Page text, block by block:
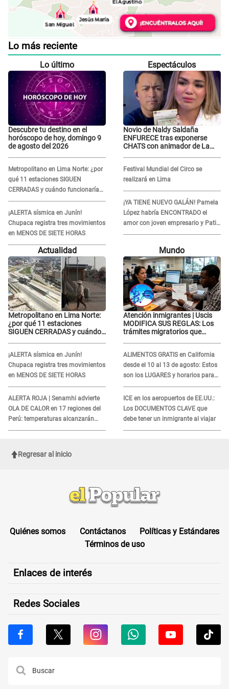
Lo más reciente
Lo último
Descubre tu destino en el
horóscopo de hoy, domingo 9
de agosto del 2026
Metropolitano en Lima Norte: ¿por
qué 11 estaciones SIGUEN
CERRADAS y cuándo funcionaría
toda la ampliación?
¡ALERTA sísmica en Junín!
Chupaca registra tres movimientos
en MENOS DE SIETE HORAS
Espectáculos
Novio de Naldy Saldaña
ENFURECE tras exponerse
CHATS con animador de La
Festival Mundial del Circo se
realizará en Lima
¡YA TIENE NUEVO GALÁN! Pamela
López habría ENCONTRADO el
amor con joven empresario y Pati
Lorena la ECHA en VIVO
Actualidad
Metropolitano en Lima Norte:
¿por qué 11 estaciones
SIGUEN CERRADAS y cuándo
¡ALERTA sísmica en Junín!
Chupaca registra tres movimientos
en MENOS DE SIETE HORAS
ALERTA ROJA | Senamhi advierte
OLA DE CALOR en 17 regiones del
Perú: temperaturas alcanzarán
hasta los 37 °C
Mundo
Atención inmigrantes | Uscis
MODIFICA SUS REGLAS: Los
trámites migratorios que
ALIMENTOS GRATIS en California
desde el 10 al 13 de agosto: Estos
son los LUGARES y horarios para
recibir la ayuda
ICE en los aeropuertos de EE.UU.:
Los DOCUMENTOS CLAVE que
debe tener un inmigrante al viajar
Regresar al inicio
Quiénes somos Contáctanos
Políticas y Estándares
Términos de uso
Enlaces de interés
Redes Sociales